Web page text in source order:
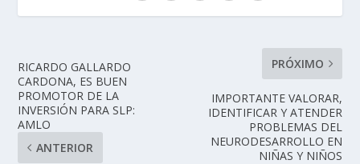
RICARDO GALLARDO
CARDONA, ES BUEN
PROMOTOR DE LA
INVERSIÓN PARA SLP:
AMLO
ANTERIOR
PRÓXIMO
IMPORTANTE VALORAR,
IDENTIFICAR Y ATENDER
PROBLEMAS DEL
NEURODESARROLLO EN
NIÑAS Y NIÑOS